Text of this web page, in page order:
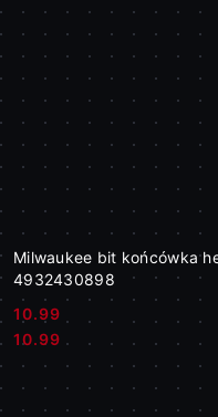
Milwaukee bit końcówka
4932430898
Cena:
10.99
Cena:
10.99